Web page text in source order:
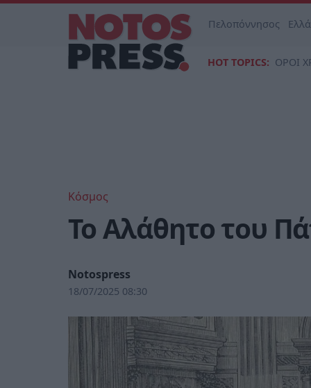
Πελοπόννησος
HOT TOPICS: ΟΡΟΙ
Κόσμος
Το Αλάθητο του
Notospress
18/07/2025 08:30